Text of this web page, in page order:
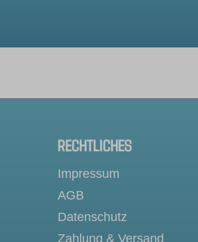
RECHTLICHES
Impressum
AGB
Datenschutz
Zahlung & Versand